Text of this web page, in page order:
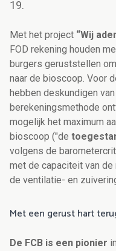
19.
Met het project “Wij
FOD rekening houden
burgers geruststellen
naar de bioscoop. Voor
hebben deskundigen
berekeningsmethode
mogelijk het maximum
bioscoop ("de
volgens de
met de capaciteit van
de ventilatie- en
Met een gerust hart
De FCB is een pionier